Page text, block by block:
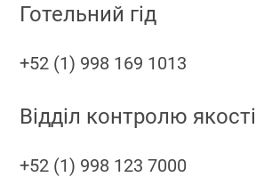
Готельний гід
+52 (1) 998 169 1013
Відділ контролю якості
+52 (1) 998 123 7000